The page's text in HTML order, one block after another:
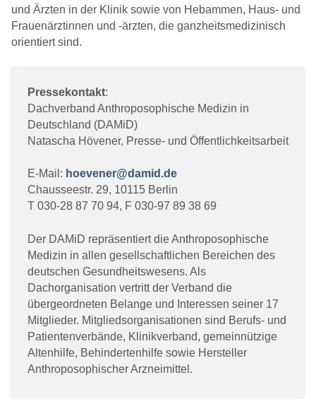
und Ärzten in der Klinik sowie von Hebammen, Haus- und
Frauenärztinnen und -ärzten, die ganzheitsmedizinisch
orientiert sind.
Pressekontakt:
Dachverband Anthroposophische Medizin in
Deutschland (DAMiD)
Natascha Hövener, Presse- und Öffentlichkeitsarbeit
E-Mail: hoevener@damid.de
Chausseestr. 29, 10115 Berlin
T 030-28 87 70 94, F 030-97 89 38 69
Der DAMiD repräsentiert die Anthroposophische
Medizin in allen gesellschaftlichen Bereichen des
deutschen Gesundheitswesens. Als
Dachorganisation vertritt der Verband die
übergeordneten Belange und Interessen seiner 17
Mitglieder. Mitgliedsorganisationen sind Berufs- und
Patientenverbände, Klinikverband, gemeinnützige
Altenhilfe, Behindertenhilfe sowie Hersteller
Anthroposophischer Arzneimittel.